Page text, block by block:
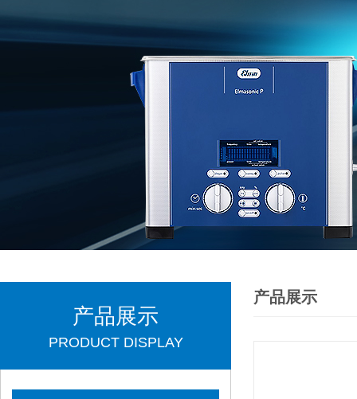
产品展示
PRODUCT DISPLAY
产品展示